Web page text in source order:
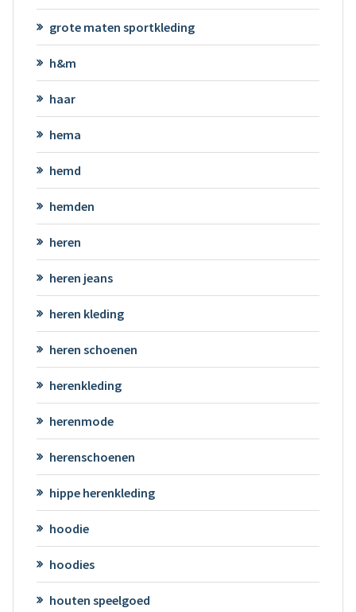
grote maten sportkleding
h&m
haar
hema
hemd
hemden
heren
heren jeans
heren kleding
heren schoenen
herenkleding
herenmode
herenschoenen
hippe herenkleding
hoodie
hoodies
houten speelgoed